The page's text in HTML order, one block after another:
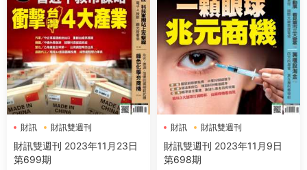
財訊 財訊雙週刊
財訊雙週刊 2023年11月23日
第699期
財訊 財訊雙週刊
財訊雙週刊 2023年11月9日
第698期